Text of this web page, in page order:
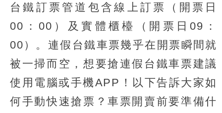
台鐵訂票管道包含線上訂票（開票日
00：00）及實體櫃檯（開票日09：
00）。連假台鐵車票幾乎在開票瞬間就
被一掃而空，想要搶連假台鐵車票建議
使用電腦或手機APP！以下告訴大家如
何手動快速搶票？車票開賣前要準備什